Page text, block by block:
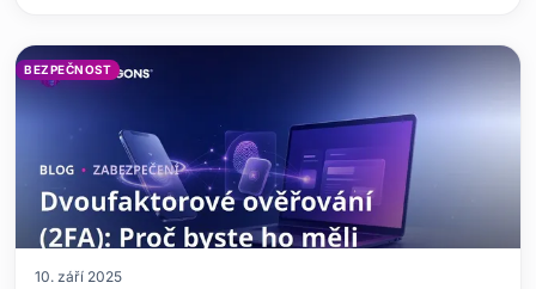
BEZPEČNOST
10. září 2025